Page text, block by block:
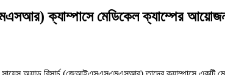
ক্যাম্পাসে মেডিকেল ক্যাম্পের